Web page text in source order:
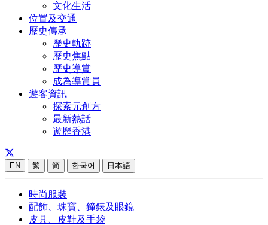
文化生活
位置及交通
歷史傳承
歷史軌跡
歷史焦點
歷史導賞
成為導賞員
遊客資訊
探索元創方
最新熱話
遊歷香港
EN 繁 简 한국어 日本語
時尚服裝
配飾、珠寶、鐘錶及眼鏡
皮具、皮鞋及手袋